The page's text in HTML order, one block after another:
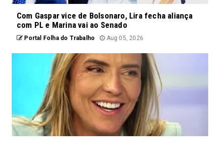
Com Gaspar vice de Bolsonaro, Lira fecha aliança
com PL e Marina vai ao Senado
Portal Folha do Trabalho Aug 05, 2026